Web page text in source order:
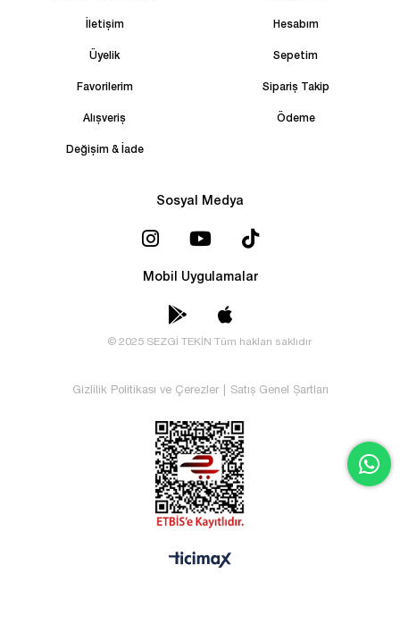
İletişim Hesabım
Üyelik Sepetim
Favorilerim Sipariş Takip
Alışveriş Ödeme
Değişim & İade
Sosyal Medya
Mobil Uygulamalar
© 2025 SEZGİ TEKİN Tüm hakları saklıdır
Gizlilik Politikası ve Çerezler Satış Genel Şartları